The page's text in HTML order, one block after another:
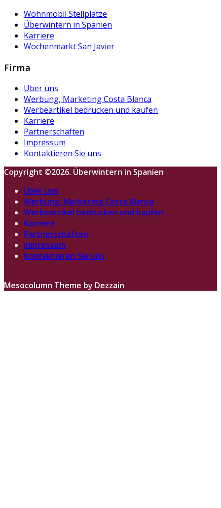
Wohnmobil Stellplätze
Überwintern in Spanien
Karriere
Wochenmarkt San Javier
Firma
Über uns
Werbung, Marketing Costa Blanca
Werbeartikel bedrucken und kaufen
Karriere
Partnerschaften
Impressum
Kontaktieren Sie uns
Copyright ©2026. Überwintern in Spanien
Über uns
Werbung, Marketing Costa Blanca
Werbeartikel bedrucken und kaufen
Karriere
Partnerschaften
Impressum
Kontaktieren Sie uns
Mesocolumn Theme by Dezzain